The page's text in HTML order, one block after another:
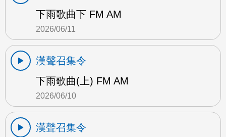
下雨歌曲下 FM AM
2026/06/11
漢聲召集令
下雨歌曲(上) FM AM
2026/06/10
漢聲召集令